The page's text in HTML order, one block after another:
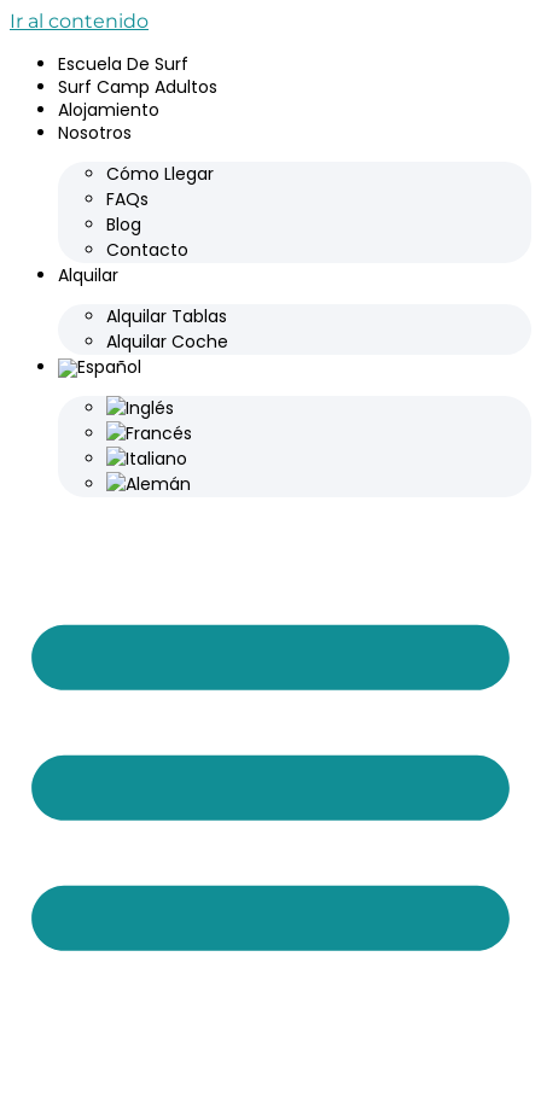
Ir al contenido
Escuela De Surf
Surf Camp Adultos
Alojamiento
Nosotros
Cómo Llegar
FAQs
Blog
Contacto
Alquilar
Alquilar Tablas
Alquilar Coche